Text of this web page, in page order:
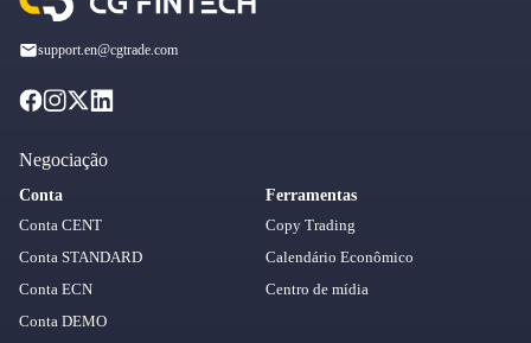
support.en@cgtrade.com
Negociação
Conta
Conta CENT
Conta STANDARD
Conta ECN
Conta DEMO
Ferramentas
Copy Trading
Calendário Econômico
Centro de mídia